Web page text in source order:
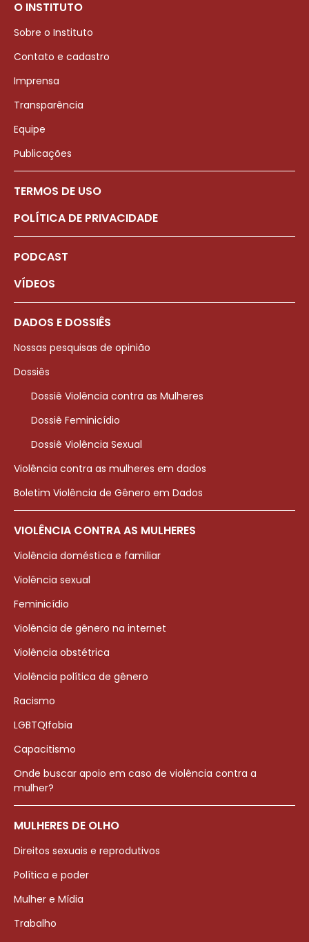
O INSTITUTO
Sobre o Instituto
Contato e cadastro
Imprensa
Transparência
Equipe
Publicações
TERMOS DE USO
POLÍTICA DE PRIVACIDADE
PODCAST
VÍDEOS
DADOS E DOSSIÊS
Nossas pesquisas de opinião
Dossiês
Dossiê Violência contra as Mulheres
Dossiê Feminicídio
Dossiê Violência Sexual
Violência contra as mulheres em dados
Boletim Violência de Gênero em Dados
VIOLÊNCIA CONTRA AS MULHERES
Violência doméstica e familiar
Violência sexual
Feminicídio
Violência de gênero na internet
Violência obstétrica
Violência política de gênero
Racismo
LGBTQIfobia
Capacitismo
Onde buscar apoio em caso de violência contra a
mulher?
MULHERES DE OLHO
Direitos sexuais e reprodutivos
Política e poder
Mulher e Mídia
Trabalho